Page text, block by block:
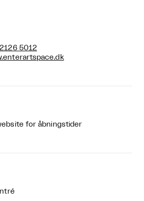
5012
for åbningstider